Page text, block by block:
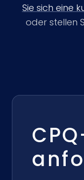
Sie sich eine
oder stellen